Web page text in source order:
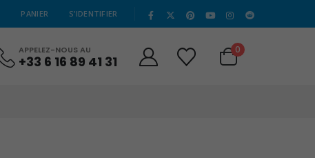
PANIER S’IDENTIFIER
APPELEZ-NOUS AU
+33 6 16 89 41 31
0